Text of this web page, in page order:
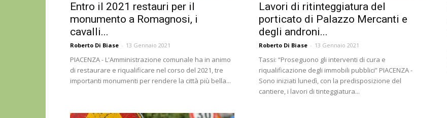
Entro il 2021 restauri per il
monumento a Romagnosi, i
cavalli...
Roberto Di Biase - 13 Gennaio 2021
PIACENZA - L'Amministrazione comunale ha in animo
di restaurare e riqualificare nel corso del 2021, tre
importanti monumenti per rendere la città più bella...
Lavori di ritinteggiatura del
porticato di Palazzo Mercanti e
degli androni...
Roberto Di Biase - 13 Gennaio 2021
Tassi: “Proseguono gli interventi di cura e
riqualificazione degli immobili pubblici” PIACENZA -
Sono iniziati lunedì, con la predisposizione del
cantiere, i lavori di tinteggiatura...